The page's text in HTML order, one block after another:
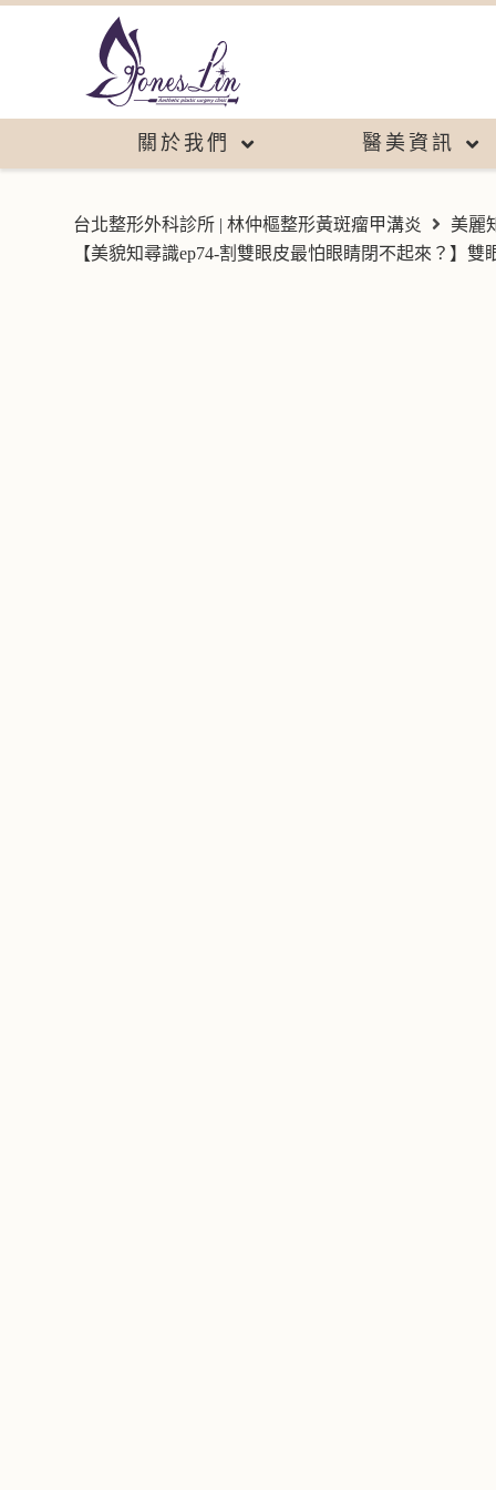
關於我們 醫美資訊
台北整形外科診所 | 林仲樞整形黃斑瘤甲溝炎
美麗
【美貌知尋識ep74-割雙眼皮最怕眼睛閉不起來？】